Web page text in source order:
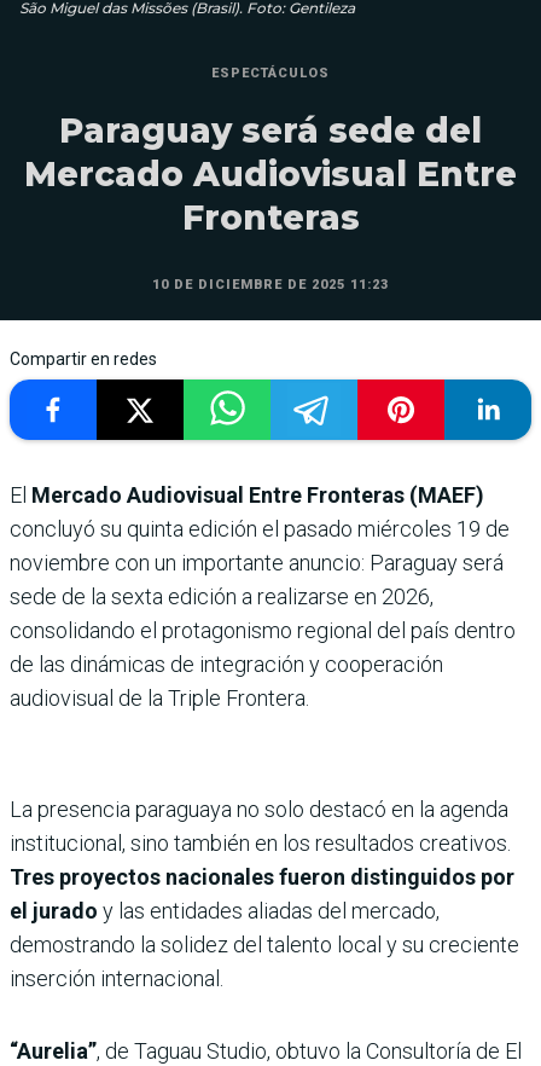
São Miguel das Missões (Brasil). Foto: Gentileza
ESPECTÁCULOS
Paraguay será sede del
Mercado Audiovisual Entre
Fronteras
10 DE DICIEMBRE DE 2025 11:23
Compartir en redes
El Mercado Audiovisual Entre Fronteras (MAEF)
concluyó su quinta edición el pasado miércoles 19 de
noviembre con un importante anuncio: Paraguay será
sede de la sexta edición a realizarse en 2026,
consolidando el protagonismo regional del país dentro
de las dinámicas de integración y cooperación
audiovisual de la Triple Frontera.
La presencia paraguaya no solo destacó en la agenda
institucional, sino también en los resultados creativos.
Tres proyectos nacionales fueron distinguidos por
el jurado y las entidades aliadas del mercado,
demostrando la solidez del talento local y su creciente
inserción internacional.
“Aurelia”, de Taguau Studio, obtuvo la Consultoría de El